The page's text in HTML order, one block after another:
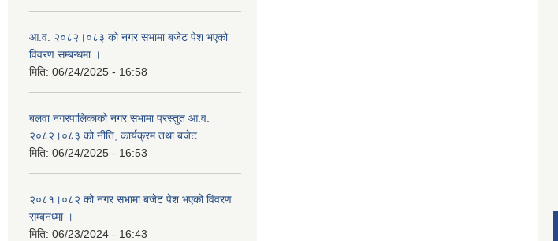
आ.व. २०८२।०८३ को नगर सभामा बजेट पेश भएको
विवरण सम्बन्धमा ।
मिति: 06/24/2025 - 16:58
बलवा नगरपालिकाको नगर सभामा प्रस्तुत आ.व.
२०८२।०८३ को नीति, कार्यक्रम तथा बजेट
मिति: 06/24/2025 - 16:53
२०८१।०८२ को नगर सभामा बजेट पेश भएको विवरण
सम्बनध्मा ।
मिति: 06/23/2024 - 16:43